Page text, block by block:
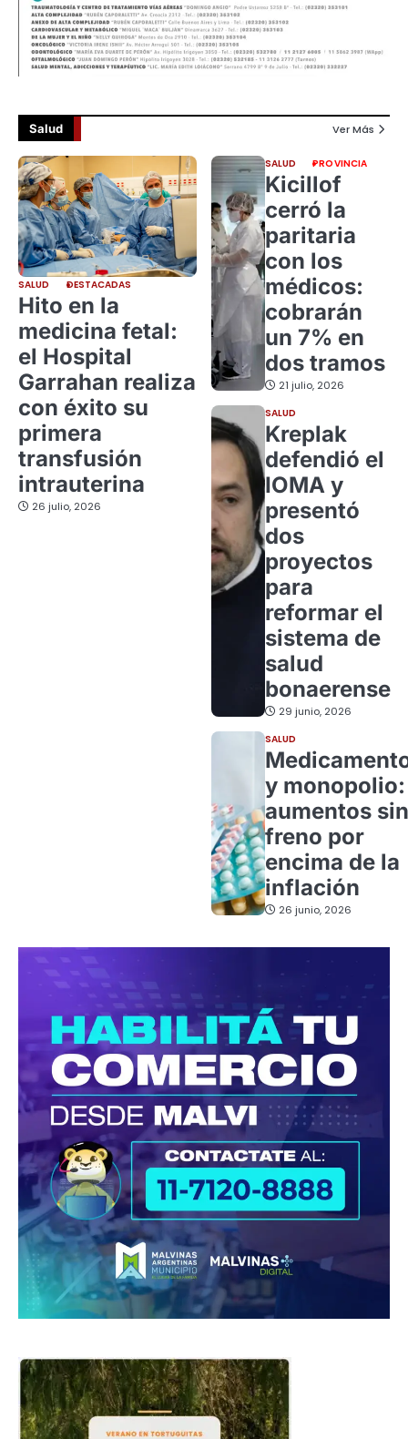
Salud Ver Más
SALUD DESTACADAS
Hito en la
medicina fetal:
el Hospital
Garrahan realiza
con éxito su
primera
transfusión
intrauterina
26 julio, 2026
SALUD PROVINCIA
Kicillof
cerró la
paritaria
con los
médicos:
cobrarán
un 7% en
dos tramos
21 julio, 2026
SALUD
Kreplak
defendió el
IOMA y
presentó
dos
proyectos
para
reformar el
sistema de
salud
bonaerense
29 junio, 2026
SALUD
y monopolio:
aumentos sin
freno por
encima de la
inflación
26 junio, 2026